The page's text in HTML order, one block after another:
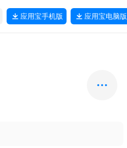
应用宝手机版 应用宝电脑版